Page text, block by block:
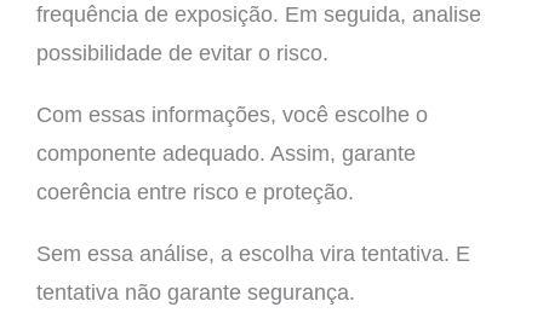
frequência de exposição. Em seguida, analise
possibilidade de evitar o risco.
Com essas informações, você escolhe o
componente adequado. Assim, garante
coerência entre risco e proteção.
Sem essa análise, a escolha vira tentativa. E
tentativa não garante segurança.